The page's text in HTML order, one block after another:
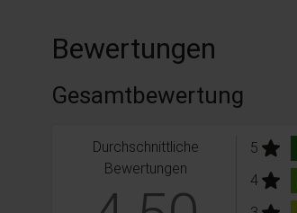
Bewertungen
Gesamtbewertung
Durchschnittliche
Bewertungen
5stars:
4stars: